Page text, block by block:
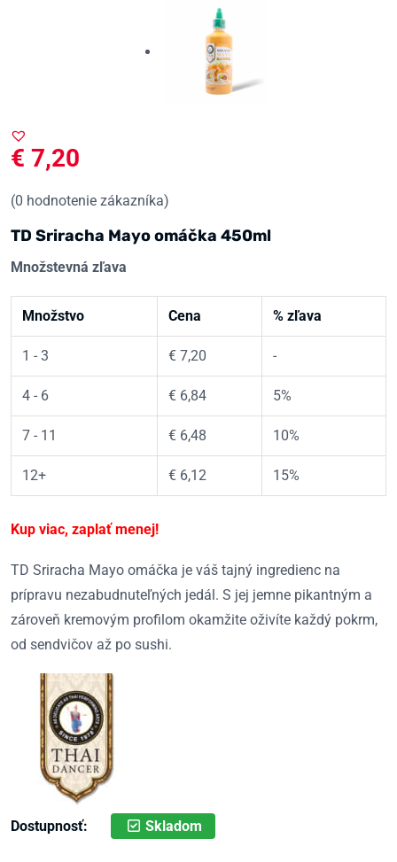
€ 7,20
(0 hodnotenie zákazníka)
TD Sriracha Mayo omáčka 450ml
Množstevná zľava
Množstvo Cena % zľava
1 - 3 € 7,20 -
4 - 6 € 6,84 5%
7 - 11 € 6,48 10%
12+ € 6,12 15%
Kup viac, zaplať menej!
TD Sriracha Mayo omáčka je váš tajný ingredienc na
prípravu nezabudnuteľných jedál. S jej jemne pikantným a
zároveň kremovým profilom okamžite oživíte každý pokrm,
od sendvičov až po sushi.
Dostupnosť: Skladom